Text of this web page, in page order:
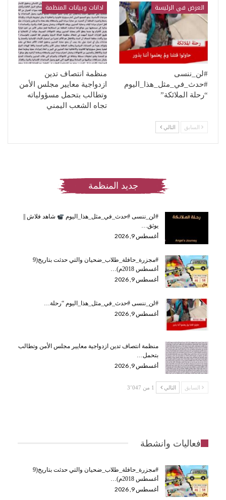
العرض في الرئيسة
#لن_ننسى
#حدث_في_مثل_هذا_اليوم
“رحلة الملائكة”
ادانات وبيانات المنظمة
منظمة انتصاف تدين
ازدواجية معايير مجلس الأمن
وتطالب بتحمل مسؤولياته
تجاه الشعب اليمني
السابق التالي
جديد المنظمة
#لن_ننسى #حدث_في_مثل_هذا_اليوم
شاهد فلاش ||
يوثق…
أغسطس 9, 2026
#مجزرة_حافلة_طلاب_ضحيان والتي حدثت بتاريخ(9
أغسطس 2018م)…
أغسطس 9, 2026
#لن_ننسى #حدث_في_مثل_هذا_اليوم “رحلة…
أغسطس 9, 2026
منظمة انتصاف تدين ازدواجية معايير مجلس الأمن وتطالب
بتحمل…
أغسطس 9, 2026
السابق التالي 1 من 3٬047
فعاليات وانشطة
#مجزرة_حافلة_طلاب_ضحيان والتي حدثت بتاريخ(9
أغسطس 2018م)…
أغسطس 9, 2026